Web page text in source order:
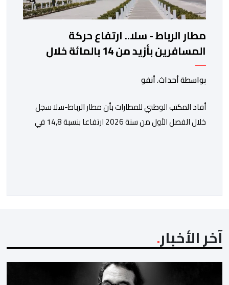
مطار الرباط - سلا.. ارتفاع حركة
المسافرين بأزيد من 14 بالمائة خلال
الفصل الأول من 2026
بواسطة أحداث. أنفو
أفاد المكتب الوطني للمطارات بأن مطار الرباط-سلا سجل
خلال الفصل الأول من سنة 2026 ارتفاعا بنسبة 14,8 في
[…]
آخر الأخبار